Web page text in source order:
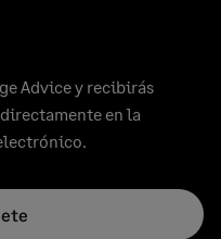
Advice y recibirás
en la